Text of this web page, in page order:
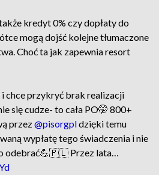
kredyt 0% czy dopłaty do
mogą dojść kolejne tłumaczone
Choć ta jak zapewnia resort
i chce przykryć brak realizacji
się cudze- to cała PO🤭 800+
przez@pisorgpldzięki temu
wypłatę tego świadczenia i nie
odebrać💪🇵🇱 Przez lata…